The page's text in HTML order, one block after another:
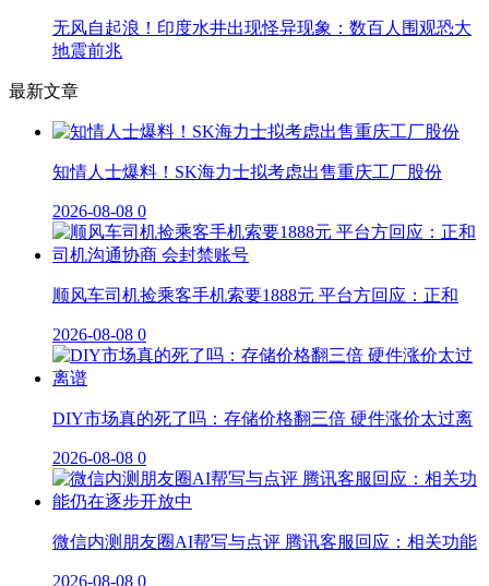
无风自起浪！印度水井出现怪异现象：数百人围观恐大
地震前兆
最新文章
知情人士爆料！SK海力士拟考虑出售重庆工厂股份
2026-08-08 0
顺风车司机捡乘客手机索要1888元 平台方回应：正和
2026-08-08 0
DIY市场真的死了吗：存储价格翻三倍 硬件涨价太过离
2026-08-08 0
微信内测朋友圈AI帮写与点评 腾讯客服回应：相关功能
2026-08-08 0